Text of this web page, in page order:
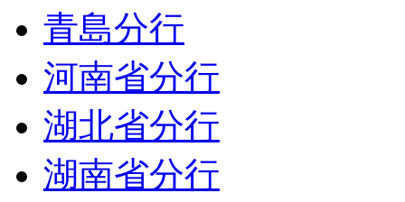
青島分行
河南省分行
湖北省分行
湖南省分行